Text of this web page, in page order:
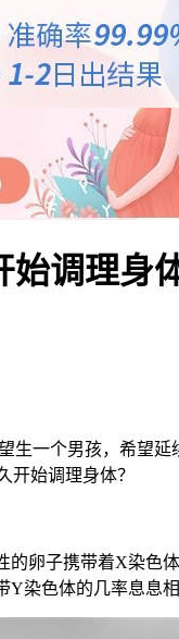
调理身
个男孩，希望延
开始调理身体？
子携带着X染色
染色体的几率息息相